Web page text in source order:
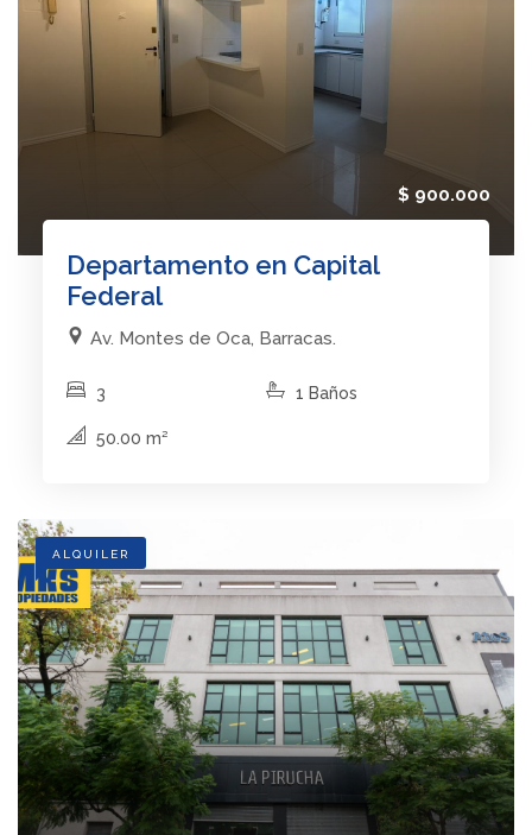
$ 900.000
Departamento en Capital
Federal
Av. Montes de Oca, Barracas.
3 1 Baños
50.00 m²
ALQUILER